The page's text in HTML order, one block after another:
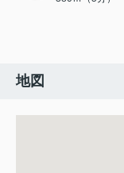
地図